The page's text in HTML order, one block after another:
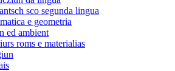
sco segunda lingua
e geometria
ed ambient
roms e materialias